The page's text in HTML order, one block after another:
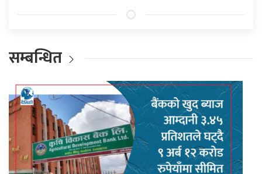
सम्बन्धित